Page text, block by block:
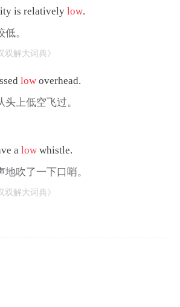
is relativelylow.
。
双解大词典》
low overhead.
头上低空飞过。
alow whistle.
地吹了一下口哨。
双解大词典》